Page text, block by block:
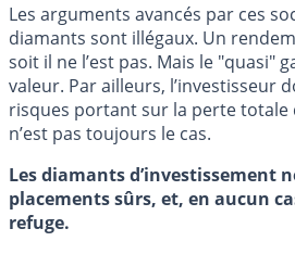
Les arguments avancés par ces
diamants sont illégaux. Un
soit il ne l’est pas. Mais le "quasi"
valeur. Par ailleurs, l’investisseur
risques portant sur la perte totale
n’est pas toujours le cas.
Les diamants d’investissement
placements sûrs, et, en aucun
refuge.